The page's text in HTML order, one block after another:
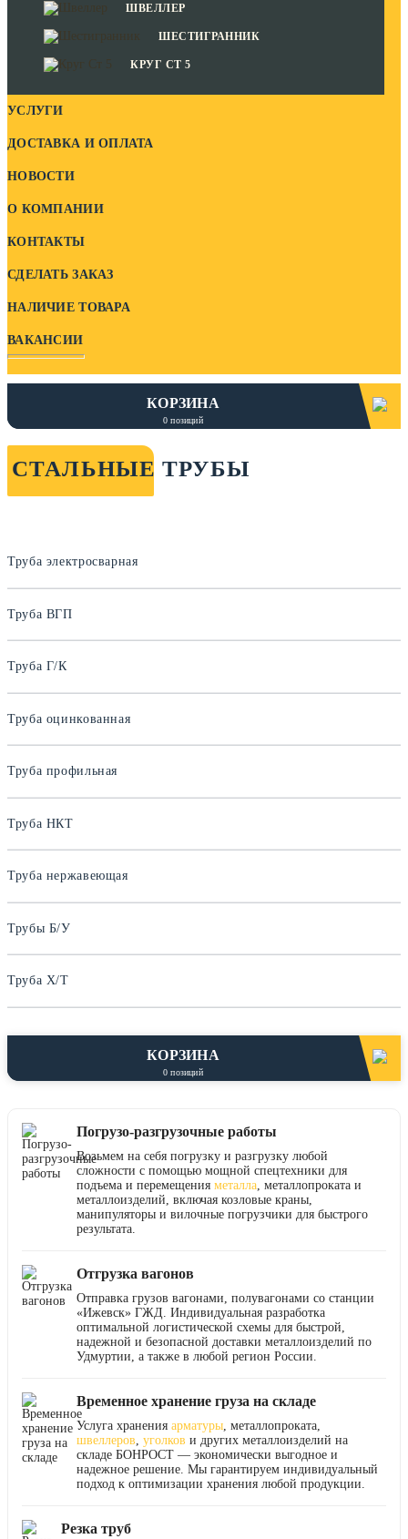
ШВЕЛЛЕР
ШЕСТИГРАННИК
КРУГ СТ 5
УСЛУГИ
ДОСТАВКА И ОПЛАТА
НОВОСТИ
О КОМПАНИИ
КОНТАКТЫ
СДЕЛАТЬ ЗАКАЗ
НАЛИЧИЕ ТОВАРА
ВАКАНСИИ
КОРЗИНА
0 позиций
СТАЛЬНЫЕ ТРУБЫ
Труба электросварная
Труба ВГП
Труба Г/К
Труба оцинкованная
Труба профильная
Труба НКТ
Труба нержавеющая
Трубы Б/У
Труба Х/Т
КОРЗИНА
0 позиций
Погрузо-разгрузочные работы
Возьмем на себя погрузку и разгрузку любой
сложности с помощью мощной спецтехники для
подъема и перемещения металла , металлопроката и
металлоизделий, включая козловые краны,
манипуляторы и вилочные погрузчики для быстрого
результата.
Отгрузка вагонов
Отправка грузов вагонами, полувагонами со станции
«Ижевск» ГЖД. Индивидуальная разработка
оптимальной логистической схемы для быстрой,
надежной и безопасной доставки металлоизделий по
Удмуртии, а также в любой регион России.
Временное хранение груза на складе
Услуга хранения арматуры , металлопроката,
швеллеров уголков и других металлоизделий на
складе БОНРОСТ — экономически выгодное и
надежное решение. Мы гарантируем индивидуальный
подход к оптимизации хранения любой продукции.
Резка труб